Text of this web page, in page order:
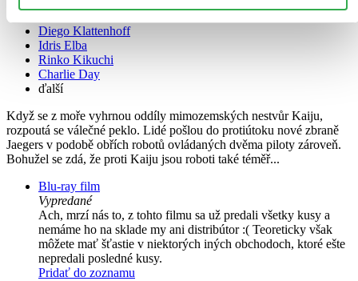
Diego Klattenhoff
Idris Elba
Rinko Kikuchi
Charlie Day
ďalší
Když se z moře vyhrnou oddíly mimozemských nestvůr Kaiju,
rozpoutá se válečné peklo. Lidé pošlou do protiútoku nové zbraně
Jaegers v podobě obřích robotů ovládaných dvěma piloty zároveň.
Bohužel se zdá, že proti Kaiju jsou roboti také téměř...
Blu-ray film
Vypredané
Ach, mrzí nás to, z tohto filmu sa už predali všetky kusy a
nemáme ho na sklade my ani distribútor :( Teoreticky však
môžete mať šťastie v niektorých iných obchodoch, ktoré ešte
nepredali posledné kusy.
Pridať do zoznamu